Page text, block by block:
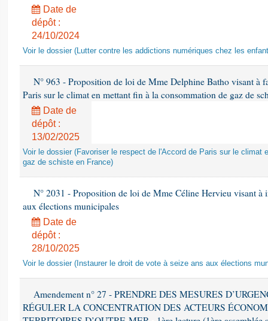
Date de
dépôt :
24/10/2024
Voir le dossier (Lutter contre les addictions numériques chez les
N° 963 - Proposition de loi de Mme Delphine Batho visant à
Paris sur le climat en mettant fin à la consommation de gaz de
Date de
dépôt :
13/02/2025
Voir le dossier (Favoriser le respect de l'Accord de Paris sur le climat
gaz de schiste en France)
N° 2031 - Proposition de loi de Mme Céline Hervieu visant à
aux élections municipales
Date de
dépôt :
28/10/2025
Voir le dossier (Instaurer le droit de vote à seize ans aux élections
Amendement n° 27 - PRENDRE DES MESURES
RÉGULER LA CONCENTRATION DES ACTEURS